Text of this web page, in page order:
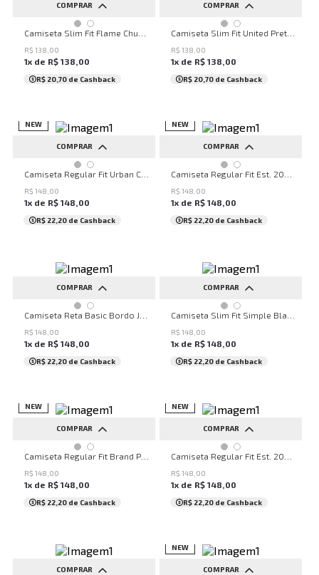
COMPRAR
P M G GG
R$ 138 00
1x de R$ 138 00
R$ 20,70 de Cashback
COMPRAR
PP P M G GG
R$ 138 00
1x de R$ 138 00
R$ 20,70 de Cashback
NEW
COMPRAR
P M G GG
R$ 148 00
1x de R$ 148 00
R$ 22,20 de Cashback
NEW
COMPRAR
PP P M G GG
R$ 148 00
1x de R$ 148 00
R$ 22,20 de Cashback
COMPRAR
PP P M G
R$ 148 00
1x de R$ 148 00
R$ 22,20 de Cashback
COMPRAR
P M G GG
R$ 148 00
1x de R$ 148 00
R$ 22,20 de Cashback
NEW
COMPRAR
P M G GG
R$ 148 00
1x de R$ 148 00
R$ 22,20 de Cashback
NEW
COMPRAR
P M G GG
R$ 148 00
1x de R$ 148 00
R$ 22,20 de Cashback
COMPRAR
NEW
COMPRAR